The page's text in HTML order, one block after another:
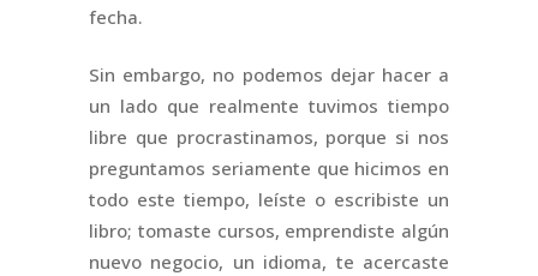
fecha.
Sin embargo, no podemos dejar hacer a
un lado que realmente tuvimos tiempo
libre que procrastinamos, porque si nos
preguntamos seriamente que hicimos en
todo este tiempo, leíste o escribiste un
libro; tomaste cursos, emprendiste algún
nuevo negocio, un idioma, te acercaste